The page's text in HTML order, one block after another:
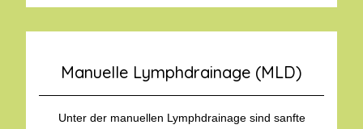
Manuelle Lymphdrainage (MLD)
Unter der manuellen Lymphdrainage sind sanfte